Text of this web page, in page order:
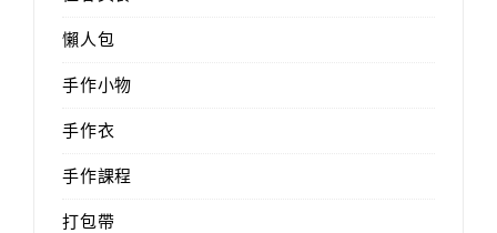
懶人包
手作小物
手作衣
手作課程
打包帶